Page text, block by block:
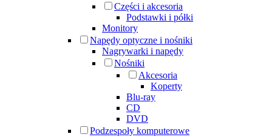
Części i akcesoria
Podstawki i półki
Monitory
Napędy optyczne i nośniki
Nagrywarki i napędy
Nośniki
Akcesoria
Koperty
Blu-ray
CD
DVD
Podzespoły komputerowe